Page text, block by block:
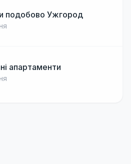
подобово Ужгород
апартаменти